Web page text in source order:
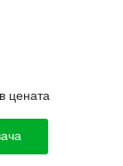
цената